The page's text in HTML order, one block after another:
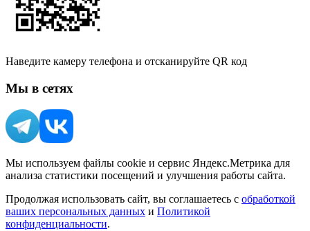
Наведите камеру телефона и отсканируйте QR код
Мы в сетях
Мы используем файлы cookie и сервис Яндекс.Метрика для
анализа статистики посещений и улучшения работы сайта.
Продолжая использовать сайт, вы соглашаетесь с обработкой
ваших персональных данных и Политикой
конфиденциальности.